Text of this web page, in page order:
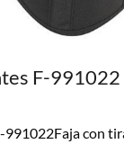
F-991022
991022Faja con